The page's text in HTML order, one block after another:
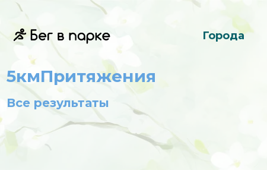
Города
5кмПритяжения
Все результаты